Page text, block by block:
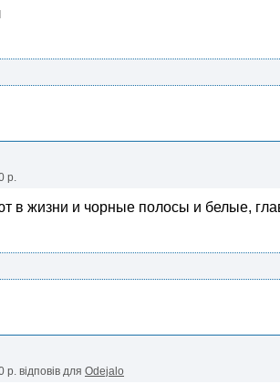
р.
в жизни и чорные полосы и белые,
р. відповів для Odejalo